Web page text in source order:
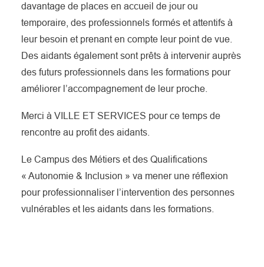
davantage de places en accueil de jour ou
temporaire, des professionnels formés et attentifs à
leur besoin et prenant en compte leur point de vue.
Des aidants également sont prêts à intervenir auprès
des futurs professionnels dans les formations pour
améliorer l’accompagnement de leur proche.
Merci à VILLE ET SERVICES pour ce temps de
rencontre au profit des aidants.
Le Campus des Métiers et des Qualifications
« Autonomie & Inclusion » va mener une réflexion
pour professionnaliser l’intervention des personnes
vulnérables et les aidants dans les formations.